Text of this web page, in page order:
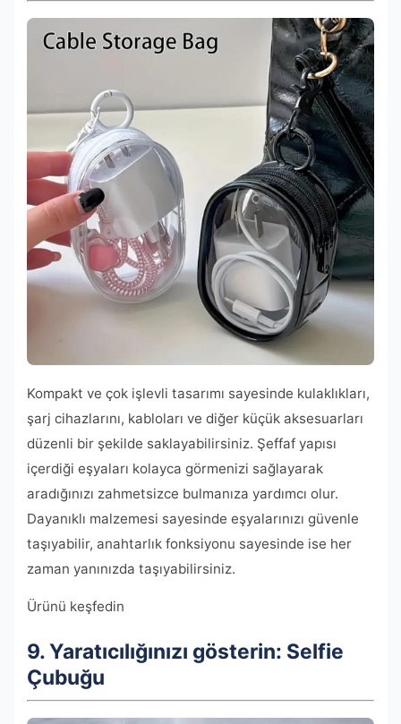
Kompakt ve çok işlevli tasarımı sayesinde kulaklıkları,
şarj cihazlarını, kabloları ve diğer küçük aksesuarları
düzenli bir şekilde saklayabilirsiniz. Şeffaf yapısı
içerdiği eşyaları kolayca görmenizi sağlayarak
aradığınızı zahmetsizce bulmanıza yardımcı olur.
Dayanıklı malzemesi sayesinde eşyalarınızı güvenle
taşıyabilir, anahtarlık fonksiyonu sayesinde ise her
zaman yanınızda taşıyabilirsiniz.
Ürünü keşfedin
9. Yaratıcılığınızı gösterin: Selfie
Çubuğu